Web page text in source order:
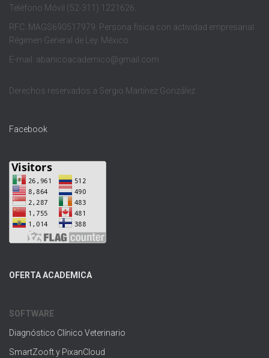
Teléfono Móvil (52-311) 1221626.
RFC: MAGS690517979. Persona física con actividad empresarial.
Régimen General de Ley. México.
E-mail: abanicoacademico@gmail.com
Derechos reservados a Sergio Martínez González.
Facebook
OFERTA ACADEMICA
SOFTWARE
Diagnóstico Clínico Veterinario
SmartZooft y PixanCloud